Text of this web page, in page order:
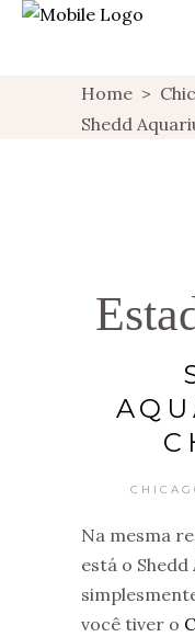
Home >
Shedd
Na mesma
está o
você tiver o